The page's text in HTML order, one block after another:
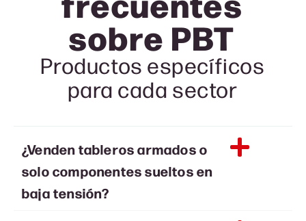
sobre PBT
Productos específicos
para cada sector
¿Venden tableros armados o
solo componentes sueltos en
baja tensión?